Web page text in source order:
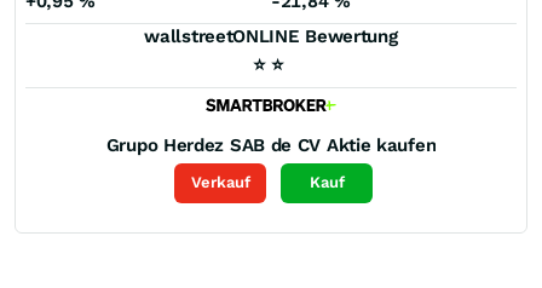
wallstreetONLINE Bewertung
⭐ ⭐
Grupo Herdez SAB de CV Aktie kaufen
Verkauf Kauf